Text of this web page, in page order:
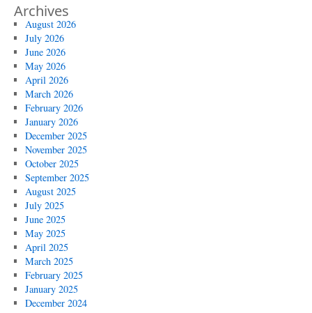
Archives
August 2026
July 2026
June 2026
May 2026
April 2026
March 2026
February 2026
January 2026
December 2025
November 2025
October 2025
September 2025
August 2025
July 2025
June 2025
May 2025
April 2025
March 2025
February 2025
January 2025
December 2024